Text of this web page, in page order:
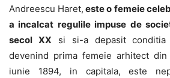
Andreescu Haret, este o femeie
a incalcat regulile impuse de
secol XX si si-a depasit conditia
devenind prima femeie arhitect din
iunie 1894, in capitala, este